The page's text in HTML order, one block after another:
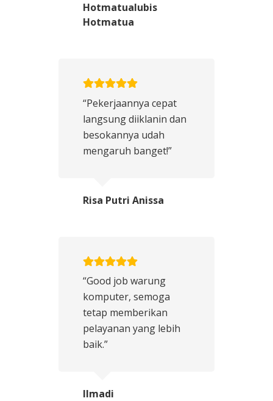
Hotmatualubis
Hotmatua
“Pekerjaannya cepat
langsung diiklanin dan
besokannya udah
mengaruh banget!”
Risa Putri Anissa
“Good job warung
komputer, semoga
tetap memberikan
pelayanan yang lebih
baik.”
Ilmadi